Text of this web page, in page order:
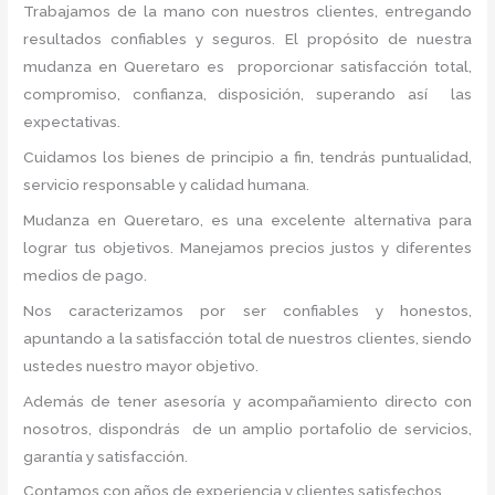
Trabajamos de la mano con nuestros clientes, entregando
resultados confiables y seguros. El propósito de nuestra
mudanza en Queretaro es proporcionar satisfacción total,
compromiso, confianza, disposición, superando así las
expectativas.
Cuidamos los bienes de principio a fin, tendrás puntualidad,
servicio responsable y calidad humana.
Mudanza en Queretaro, es una excelente alternativa para
lograr tus objetivos. Manejamos precios justos y diferentes
medios de pago.
Nos caracterizamos por ser confiables y honestos,
apuntando a la satisfacción total de nuestros clientes, siendo
ustedes nuestro mayor objetivo.
Además de tener asesoría y acompañamiento directo con
nosotros, dispondrás de un amplio portafolio de servicios,
garantía y satisfacción.
Contamos con años de experiencia y clientes satisfechos.